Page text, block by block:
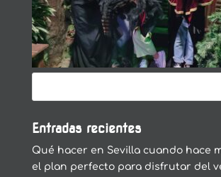
Entradas recientes
Qué hacer en Sevilla cuando hace
el plan perfecto para disfrutar del